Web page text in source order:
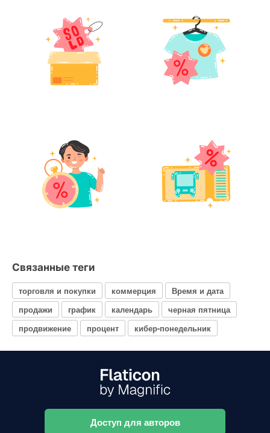
Связанные теги
торговля и покупки коммерция
Время и дата
продажи
график календарь
черная пятница
продвижение
процент кибер-понедельник
Доступ для авторов